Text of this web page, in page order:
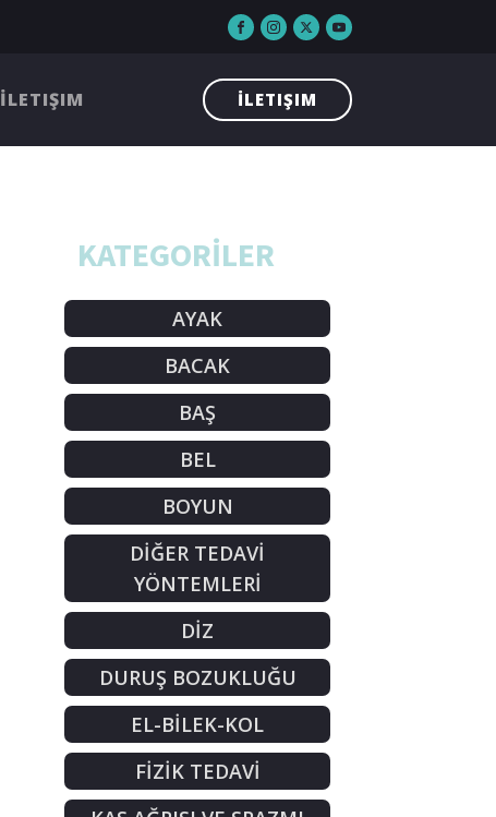
İLETIŞIM İLETIŞIM
KATEGORİLER
AYAK
BACAK
BAŞ
BEL
BOYUN
DİĞER TEDAVİ
YÖNTEMLERİ
DİZ
DURUŞ BOZUKLUĞU
EL-BİLEK-KOL
FİZİK TEDAVİ